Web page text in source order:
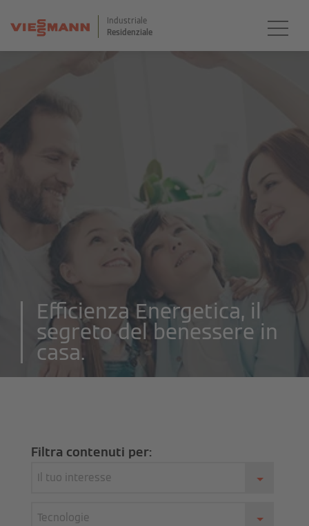
Industriale
Residenziale
Efficienza Energetica, il
segreto del benessere in
casa.
Filtra contenuti per:
Il tuo interesse
Tecnologie